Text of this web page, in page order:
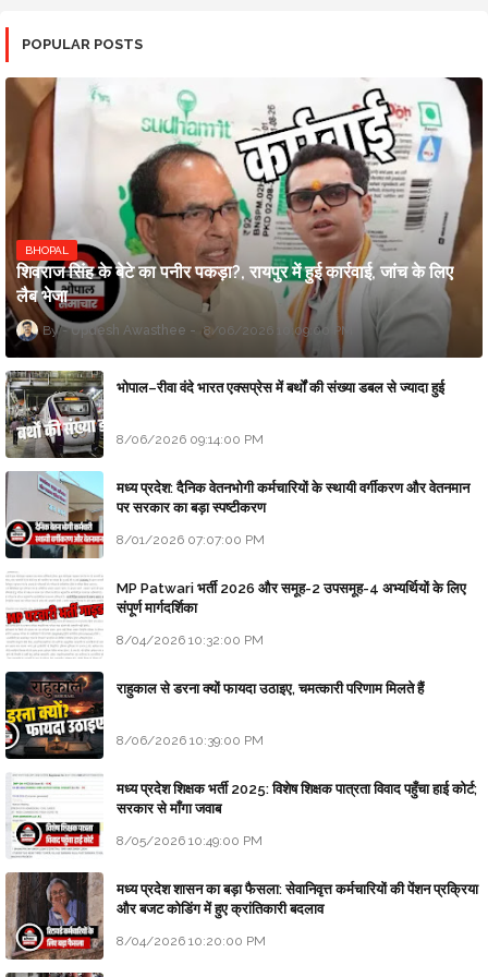
POPULAR POSTS
BHOPAL
शिवराज सिंह के बेटे का पनीर पकड़ा?, रायपुर में हुई कार्रवाई, जांच के लिए
लैब भेजा
Updesh Awasthee 8/06/2026 10:09:00 PM
भोपाल–रीवा वंदे भारत एक्सप्रेस में बर्थों की संख्या डबल से ज्यादा हुई
8/06/2026 09:14:00 PM
मध्य प्रदेश: दैनिक वेतनभोगी कर्मचारियों के स्थायी वर्गीकरण और वेतनमान
पर सरकार का बड़ा स्पष्टीकरण
8/01/2026 07:07:00 PM
MP Patwari भर्ती 2026 और समूह-2 उपसमूह-4 अभ्यर्थियों के लिए
संपूर्ण मार्गदर्शिका
8/04/2026 10:32:00 PM
राहुकाल से डरना क्यों फायदा उठाइए, चमत्कारी परिणाम मिलते हैं
8/06/2026 10:39:00 PM
मध्य प्रदेश शिक्षक भर्ती 2025: विशेष शिक्षक पात्रता विवाद पहुँचा हाई कोर्ट;
सरकार से माँगा जवाब
8/05/2026 10:49:00 PM
मध्य प्रदेश शासन का बड़ा फैसला: सेवानिवृत्त कर्मचारियों की पेंशन प्रक्रिया
और बजट कोडिंग में हुए क्रांतिकारी बदलाव
8/04/2026 10:20:00 PM